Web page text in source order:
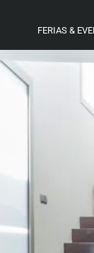
FERIAS &